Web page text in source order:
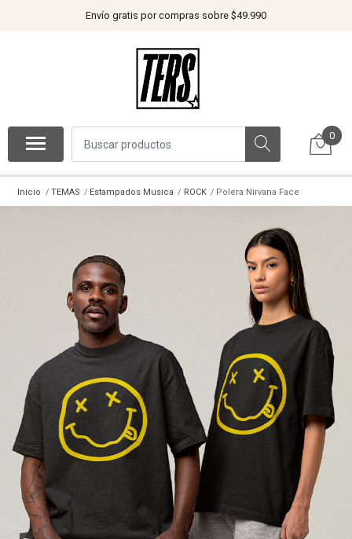
Envío gratis por compras sobre $49.990
0
Inicio TEMAS Estampados Musica ROCK Polera Nirvana Face